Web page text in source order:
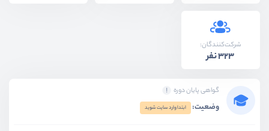
شرکت‌کنندگان:
323 نفر
گواهی پایان دوره
وضعیت: ابتدا وارد سایت شوید